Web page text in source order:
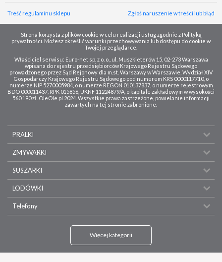
Treść regulaminu sklepu Zgłoś naruszenie w treści lub błąd
Strona korzysta z plików cookie w celu realizacji usług zgodnie z Polityką
prywatności. Możesz określić warunki przechowywania lub dostępu do cookie w
Twojej przeglądarce.
Właściciel serwisu: Euro-net sp. z o. o., ul. Muszkieterów 15, 02-273 Warszawa
wpisana do rejestru przedsiębiorców Krajowego Rejestru Sądowego
prowadzonego przez Sąd Rejonowy dla m.st. Warszawy w Warszawie, Wydział XIV
Gospodarczy Krajowego Rejestru Sądowego pod numerem KRS 0000117710, o
numerze NIP 5270005984, o numerze REGON 010137837, o numerze rejestrowym
BDO 000011437, RPK 015856, UKNF 11224879/A, o kapitale zakładowym w wysokości
560 190 zł. OleOle.pl 2024. Wszystkie prawa zastrzeżone, powielanie informacji
zawartych na tej stronie zabronione.
PRALKI
ZMYWARKI
SUSZARKI
LODÓWKI
Telefony
Więcej kategorii